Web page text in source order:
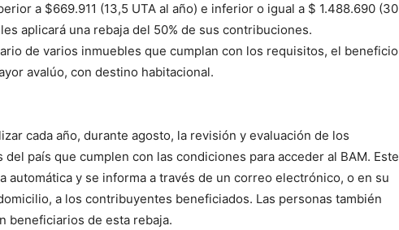
a $669.911 (13,5 UTA al año) e inferior o igual a $ 1.488.690 (30
aplicará una rebaja del 50% de sus contribuciones.
de varios inmuebles que cumplan con los requisitos, el beneficio
avalúo, con destino habitacional.
cada año, durante agosto, la revisión y evaluación de los
país que cumplen con las condiciones para acceder al BAM. Este
automática y se informa a través de un correo electrónico, o en su
a los contribuyentes beneficiados. Las personas también
beneficiarios de esta rebaja.